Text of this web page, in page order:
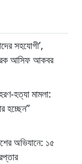
সহযোগী’,
আসিফ আকবর
হত্যা মামলা:
হচ্ছেন”
অভিযানে: ১৫